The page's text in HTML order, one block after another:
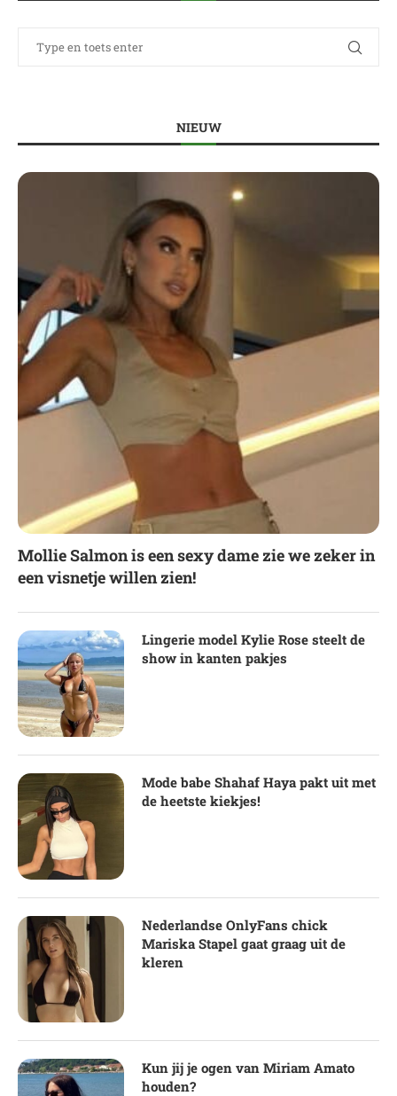
NIEUW
Mollie Salmon is een sexy dame zie we zeker in
een visnetje willen zien!
Lingerie model Kylie Rose steelt de
show in kanten pakjes
Mode babe Shahaf Haya pakt uit met
de heetste kiekjes!
Nederlandse OnlyFans chick
Mariska Stapel gaat graag uit de
kleren
Kun jij je ogen van Miriam Amato
houden?